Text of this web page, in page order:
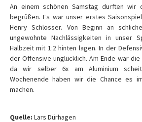
An einem schönen Samstag durften wir
begrüßen. Es war unser erstes
Henry Schlosser. Von Beginn an
ungewohnte Nachlässigkeiten in unser
Halbzeit mit 1:2 hinten lagen. In der
der Offensive unglücklich. Am Ende war
da wir selber 6x am Aluminium
Wochenende haben wir die Chance es
machen.
Quelle: Lars Dürhagen